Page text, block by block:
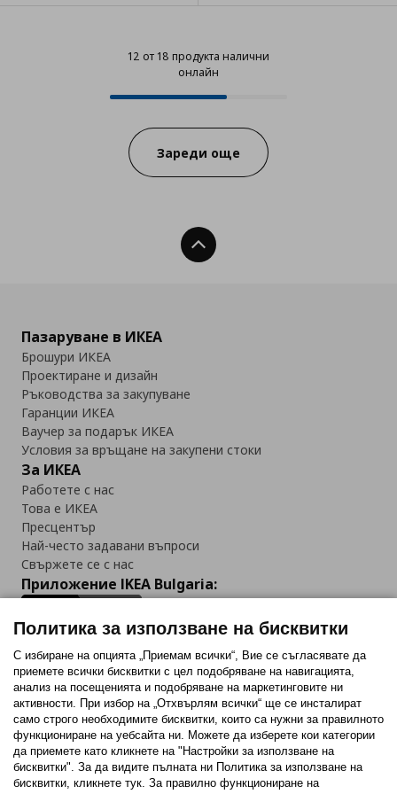
12 от 18 продукта налични
онлайн
12 от 18 продукта налични
Progress:
Зареди още
Нагоре
Пазаруване в ИКЕА
Брошури ИКЕА
Проектиране и дизайн
Ръководства за закупуване
Гаранции ИКЕА
Ваучер за подарък ИКЕА
Условия за връщане на закупени стоки
За ИКЕА
Работете с нас
Това е ИКЕА
Пресцентър
Най-често задавани въпроси
Свържете се с нас
Приложение IKEA Bulgaria:
Последвайте ни:
FacebookTwitterYoutubePinterestInstagram
Политика за използване на бисквитки
С избиране на опцията „Приемам всички“, Вие се съгласявате да
приемете всички бисквитки с цел подобряване на навигацията,
анализ на посещенията и подобряване на маркетинговите ни
активности. При избор на „Отхвърлям всички“ ще се инсталират
само строго необходимитe бисквитки, които са нужни за правилното
функциониране на уебсайта ни. Можете да изберете кои категории
да приемете като кликнете на "Настройки за използване на
бисквитки". За да видите пълната ни Политика за използване на
бисквитки, кликнете тук. За правилно функциониране на